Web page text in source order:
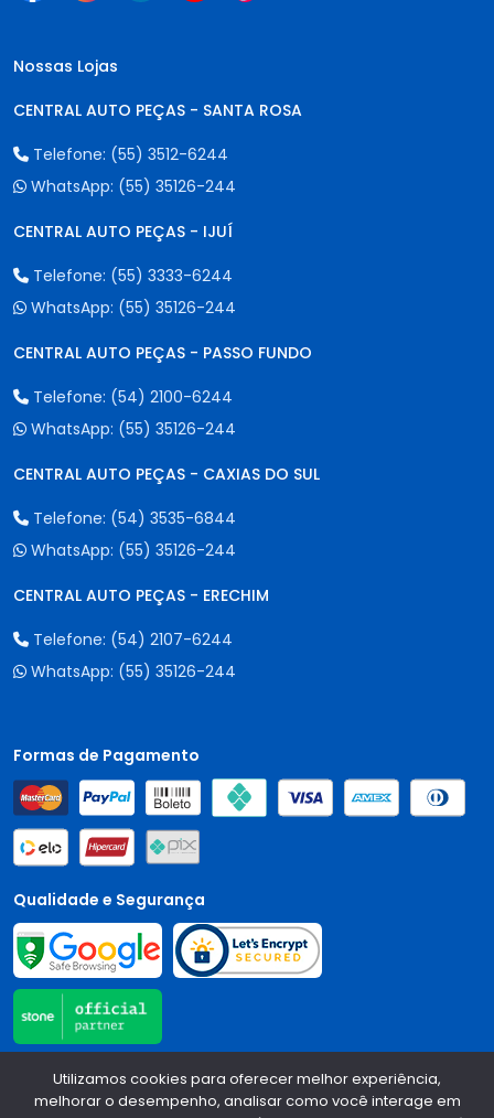
Nossas Lojas
CENTRAL AUTO PEÇAS - SANTA ROSA
Telefone: (55) 3512-6244
WhatsApp: (55) 35126-244
CENTRAL AUTO PEÇAS - IJUÍ
Telefone: (55) 3333-6244
WhatsApp: (55) 35126-244
CENTRAL AUTO PEÇAS - PASSO FUNDO
Telefone: (54) 2100-6244
WhatsApp: (55) 35126-244
CENTRAL AUTO PEÇAS - CAXIAS DO SUL
Telefone: (54) 3535-6844
WhatsApp: (55) 35126-244
CENTRAL AUTO PEÇAS - ERECHIM
Telefone: (54) 2107-6244
WhatsApp: (55) 35126-244
Formas de Pagamento
Qualidade e Segurança
Central Auto Peças - CNPJ: 90.196.999/0001-89
Todos os
direitos reservados.2026
Utilizamos cookies para oferecer melhor experiência,
melhorar o desempenho, analisar como você interage em